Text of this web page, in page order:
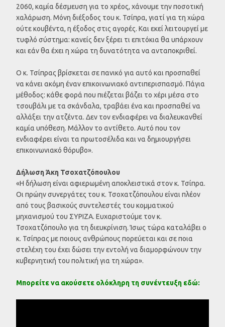
2060, καμία δέσμευση για το χρέος, χάνουμε την ποσοτική
χαλάρωση. Μόνη διέξοδος του κ. Τσίπρα, γιατί για τη χώρα
ούτε κουβέντα, η έξοδος στις αγορές. Και εκεί λειτουργεί με
τυφλό σύστημα: κανείς δεν ξέρει τι επιτόκια θα υπάρχουν
και εάν θα έχει η χώρα τη δυνατότητα να ανταποκριθεί.
Ο κ. Τσίπρας βρίσκεται σε πανικό για αυτό και προσπαθεί
να κάνει ακόμη έναν επικοινωνιακό αντιπερισπασμό. Πάγια
μέθοδος: κάθε φορά που πιέζεται βάζει το χέρι μέσα στο
τσουβάλι με τα σκάνδαλα, τραβάει ένα και προσπαθεί να
αλλάξει την ατζέντα. Δεν τον ενδιαφέρει να διαλευκανθεί
καμία υπόθεση. Μάλλον το αντίθετο. Αυτό που τον
ενδιαφέρει είναι τα πρωτοσέλιδα και να δημιουργήσει
επικοινωνιακό θόρυβο».
Δήλωση Άκη Τσοχατζόπουλου
«Η δήλωση είναι αφιερωμένη αποκλειστικά στον κ. Τσίπρα.
Οι πρώην συνεργάτες του κ. Τσοχατζόπουλου είναι πλέον
από τους βασικούς συντελεστές του κομματικού
μηχανισμού του ΣΥΡΙΖΑ. Ευχαριστούμε τον κ.
Τσοχατζόπουλο για τη διευκρίνιση. Ίσως τώρα καταλάβει ο
κ. Τσίπρας με ποιους ανθρώπους πορεύεται και σε ποια
στελέχη του έχει δώσει την εντολή να διαμορφώνουν την
κυβερνητική του πολιτική για τη χώρα».
Μπορείτε να ακούσετε ολόκληρη τη συνέντευξη εδώ: